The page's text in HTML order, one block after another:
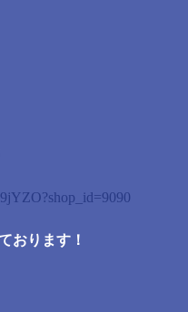
おります！